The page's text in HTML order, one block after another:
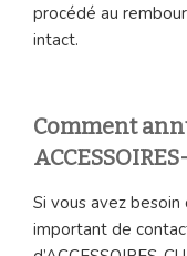
procédé au
intact.
Comment
Si vous avez
important de